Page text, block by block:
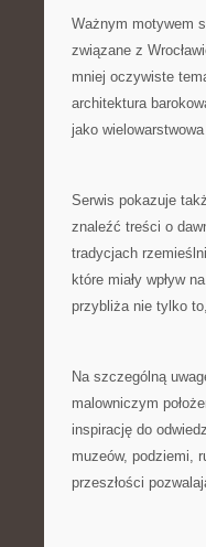
Ważnym motywem
związane z
mniej oczywiste
architektura
jako
Serwis pokazuje
znaleźć treści o
tradycjach
które miały wpływ
przybliża nie tylko
Na szczególną
malowniczym
inspirację do
muzeów, podziemi,
przeszłości